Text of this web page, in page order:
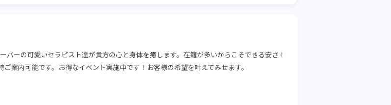
バーの可愛いセラピスト達が貴方の心と身体を癒します。在籍が多いからこそできる安さ！
案内可能です。お得なイベント実施中です！お客様の希望を叶えてみせます。